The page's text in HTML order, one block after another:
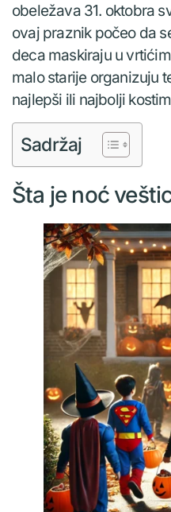
obeležava 31. oktobra
ovaj praznik počeo da
deca maskiraju u
malo starije organizuju
najlepši ili najbolji
Sadržaj
Šta je noć